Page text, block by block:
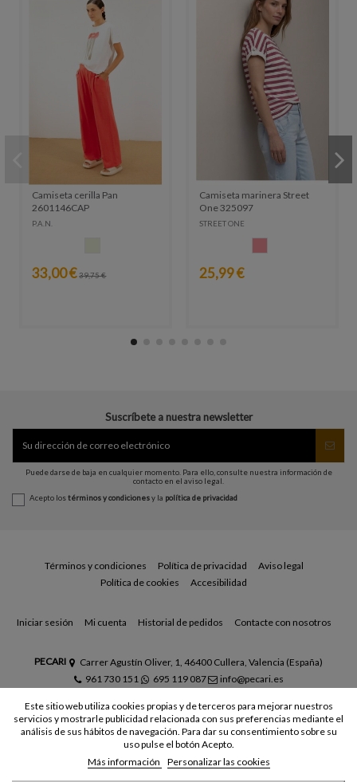
Camiseta cerilla Pan
2601146CAP
P.A.N.
33,00 € 39,75 €
Camiseta marinera Street
One 325097
STREET ONE
25,99 €
Suscríbete a nuestra newsletter
Puede darse de baja en cualquier momento. Para ello, consulte nuestra información de
contacto en el aviso legal.
Acepto lostérminos y condicionesy la política de privacidad
Términos y condiciones Política de privacidad
Aviso legal
Política de cookies
Accesibilidad
Iniciar sesión Mi cuenta Historial de pedidos Contacte con nosotros
PECARI
Carrer Agustín Oliver, 1, 46400 Cullera, Valencia (España)
961 730 151
695 119 087 info@pecari.es
Este sitio web utiliza cookies propias y de terceros para mejorar nuestros
servicios y mostrarle publicidad relacionada con sus preferencias mediante el
análisis de sus hábitos de navegación. Para dar su consentimiento sobre su
uso pulse el botón Acepto.
Más información
Personalizar las cookies
© Todos los derechos reservados - Powered bybytefactory